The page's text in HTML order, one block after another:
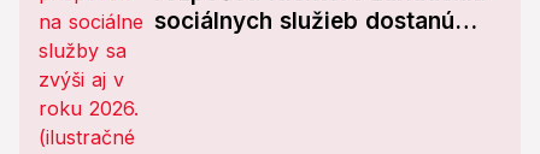
sociálnych služieb dostanú